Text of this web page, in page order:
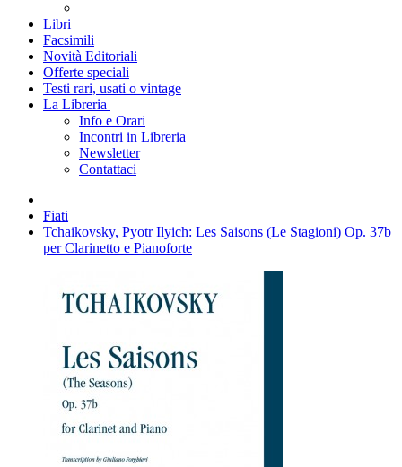
Libri
Facsimili
Novità Editoriali
Offerte speciali
Testi rari, usati o vintage
La Libreria
Info e Orari
Incontri in Libreria
Newsletter
Contattaci
Fiati
Tchaikovsky, Pyotr Ilyich: Les Saisons (Le Stagioni) Op. 37b
per Clarinetto e Pianoforte